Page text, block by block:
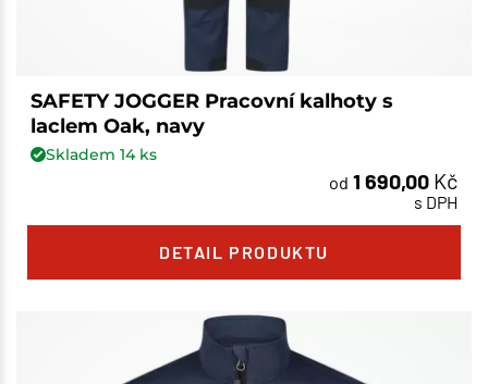
SAFETY JOGGER Pracovní kalhoty s
laclem Oak, navy
Skladem 14ks
od 1 690,00 Kč
s DPH
DETAIL PRODUKTU